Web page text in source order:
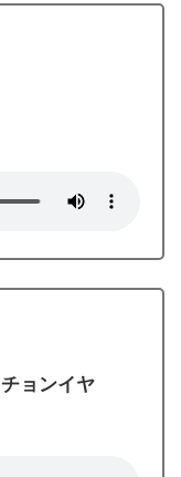
チョンイヤ